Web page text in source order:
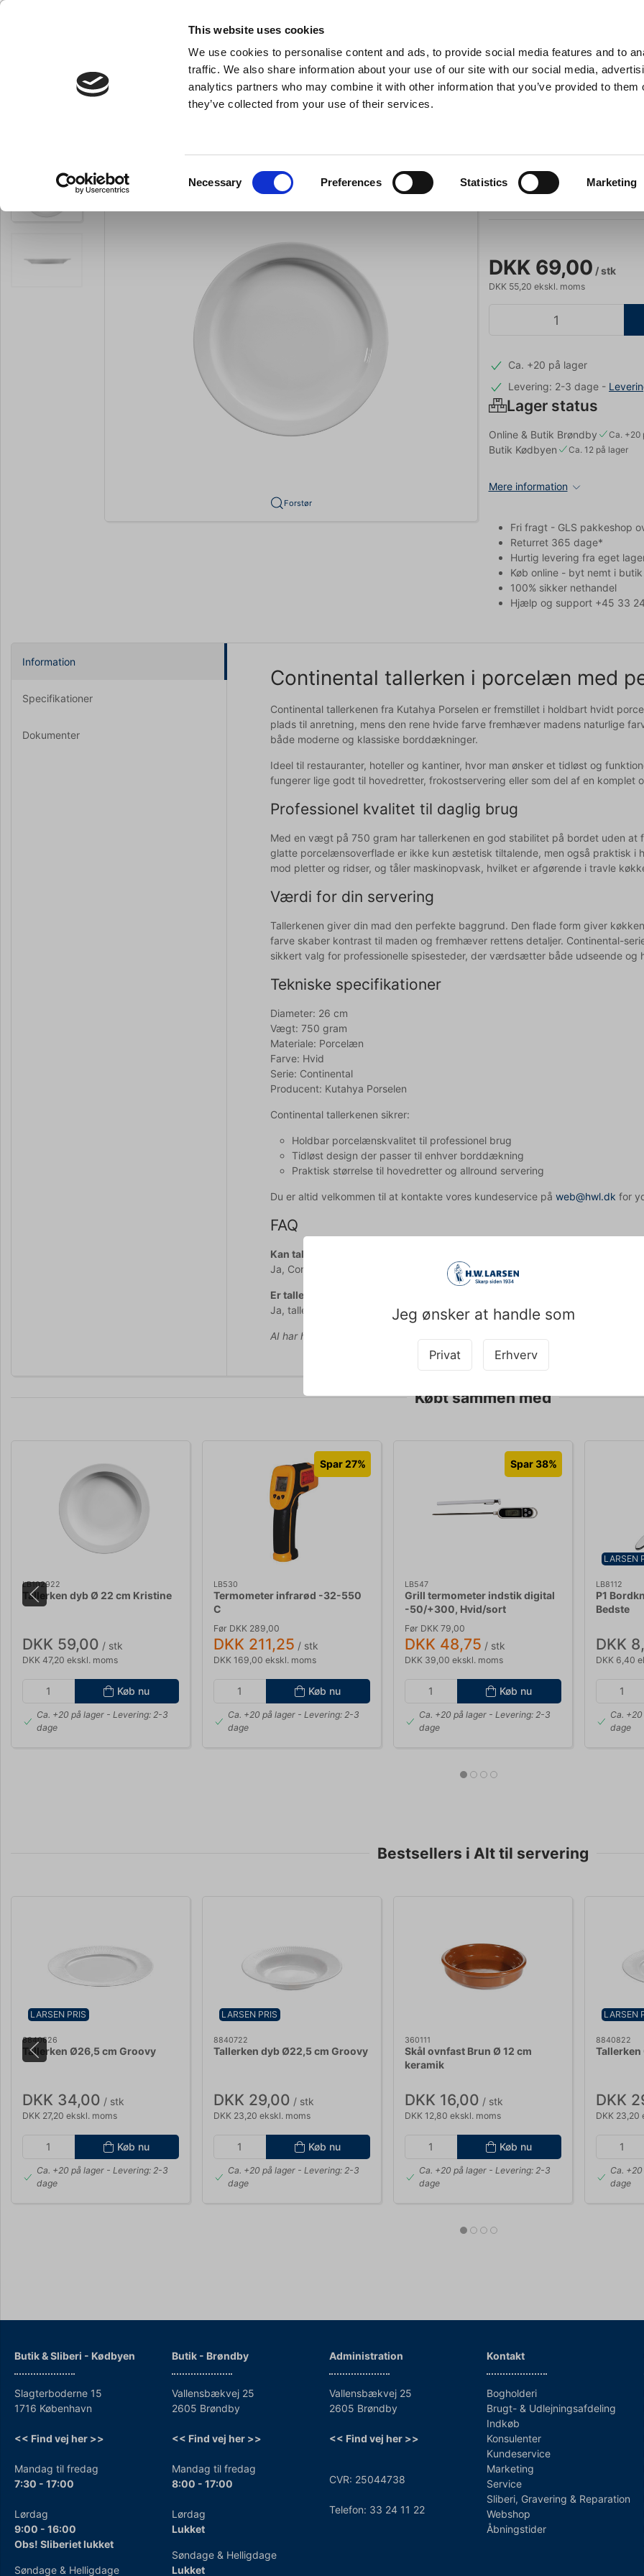
This website uses cookies
We use cookies to personalise content and ads, to provide social media features and to
traffic. We also share information about your use of our site with our social media,
analytics partners who may combine it with other information that you’ve provided to them
they’ve collected from your use of their services.
Necessary Preferences Statistics Marketing
- Køkkenudstyr til professionelle og entusiaster Søg
Køkkenredskaber Gryder & Pander Grill
Jeg ønsker at handle som
Privat Erhverv
Forstør
Tallerken flad
DKK 69,00 / stk
DKK 55,20 ekskl. moms
Ca. +20 på lager
Levering: 2-3 dage -
Lager status
Online & Butik Brøndby Ca. +20
Butik Kødbyen Ca. 12 på lager
Mere information
Fri fragt - GLS pakkeshop
Returret 365 dage*
Hurtig levering fra eget
Køb online - byt nemt i butik
100% sikker nethandel
Hjælp og support +45 33
Information
Specifikationer
Dokumenter
Continental tallerken i porcelæn med
Continental tallerkenen fra Kutahya Porselen er fremstillet i holdbart hvidt
plads til anretning, mens den rene hvide farve fremhæver madens naturlige
både moderne og klassiske borddækninger.
Ideel til restauranter, hoteller og kantiner, hvor man ønsker et tidløst og
fungerer lige godt til hovedretter, frokostservering eller som del af en komplet
Professionel kvalitet til daglig brug
Med en vægt på 750 gram har tallerkenen en god stabilitet på bordet uden at
glatte porcelænsoverflade er ikke kun æstetisk tiltalende, men også praktisk i
mod pletter og ridser, og tåler maskinopvask, hvilket er afgørende i travle
Værdi for din servering
Tallerkenen giver din mad den perfekte baggrund. Den flade form giver
farve skaber kontrast til maden og fremhæver rettens detaljer. Continental-
sikkert valg for professionelle spisesteder, der værdsætter både udseende og
Tekniske specifikationer
Diameter: 26 cm
Vægt: 750 gram
Materiale: Porcelæn
Farve: Hvid
Serie: Continental
Producent: Kutahya Porselen
Continental tallerkenen sikrer:
Holdbar porcelænskvalitet til professionel brug
Tidløst design der passer til enhver borddækning
Praktisk størrelse til hovedretter og allround servering
Du er altid velkommen til at kontakte vores kundeservice på web@hwl.dk for
FAQ
Kan tallerkenen bruges i mikrobølgeovn?
Ja, Continental porcelænstallerkenen kan bruges i mikrobølgeovn, hvilket gør
Er tallerkenen stabelbar?
Ja, tallerkenerne er designet til at kunne stables, hvilket sparer plads ved
AI har hjulpet med teksten og derfor tages der forbehold for fejl.
Købt sammen med
LB102922
Tallerken dyb Ø 22 cm Kristine
DKK 59,00 / stk
DKK 47,20 ekskl. moms
Køb nu
Ca. +20 på lager- Levering: 2-3
dage
Spar 27%
LB530
Termometer infrarød -32-550
C
Før DKK 289,00
DKK 211,25 / stk
DKK 169,00 ekskl. moms
Køb nu
Ca. +20 på lager- Levering: 2-3
dage
Spar 38%
LB547
Grill termometer indstik digital
-50/+300, Hvid/sort
Før DKK 79,00
DKK 48,75 / stk
DKK 39,00 ekskl. moms
Køb nu
Ca. +20 på lager- Levering: 2-3
dage
LARSEN
LB8112
P1
Bedste
DKK
DKK 6,40
Ca.
dage
Bestsellers i Alt til servering
LARSEN PRIS
8840626
Tallerken Ø26,5 cm Groovy
DKK 34,00 / stk
DKK 27,20 ekskl. moms
Køb nu
Ca. +20 på lager- Levering: 2-3
dage
LARSEN PRIS
8840722
Tallerken dyb Ø22,5 cm Groovy
DKK 29,00 / stk
DKK 23,20 ekskl. moms
Køb nu
Ca. +20 på lager- Levering: 2-3
dage
360111
Skål ovnfast Brun Ø 12 cm
keramik
DKK 16,00 / stk
DKK 12,80 ekskl. moms
Køb nu
Ca. +20 på lager- Levering: 2-3
dage
LARSEN
8840822
Tallerken
DKK
DKK 23,20
Ca.
dage
Butik & Sliberi - Kødbyen
Slagterboderne 15
1716 København
<< Find vej her >>
Mandag til fredag
7:30 - 17:00
Lørdag
9:00 - 16:00
Obs! Sliberiet lukket
Søndage & Helligdage
Butik - Brøndby
Vallensbækvej 25
2605 Brøndby
<< Find vej her >>
Mandag til fredag
8:00 - 17:00
Lørdag
Lukket
Søndage & Helligdage
Lukket
Administration
Vallensbækvej 25
2605 Brøndby
<< Find vej her >>
CVR: 25044738
Telefon: 33 24 11 22
Kontakt
Bogholderi
Brugt- & Udlejningsafdeling
Indkøb
Konsulenter
Kundeservice
Marketing
Service
Sliberi, Gravering & Reparation
Webshop
Åbningstider